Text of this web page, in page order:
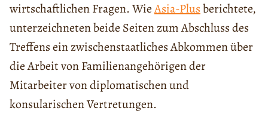
wirtschaftlichen Fragen. WieAsia-Plusberichtete,
unterzeichneten beide Seiten zum Abschluss des
Treffens ein zwischenstaatliches Abkommen über
die Arbeit von Familienangehörigen der
Mitarbeiter von diplomatischen und
konsularischen Vertretungen.